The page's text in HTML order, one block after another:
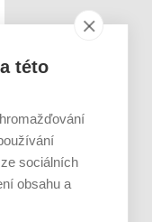
této
sociálních
obsahu a